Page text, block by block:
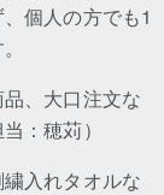
個人の方でも1
、大口注文な
：穂苅）
入れタオルな